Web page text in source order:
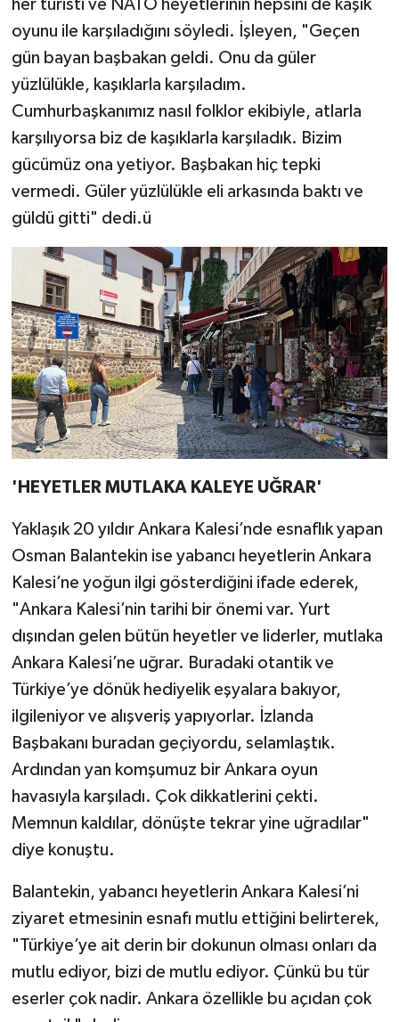
her turisti ve NATO heyetlerinin hepsini de kaşık
oyunu ile karşıladığını söyledi. İşleyen, "Geçen
gün bayan başbakan geldi. Onu da güler
yüzlülükle, kaşıklarla karşıladım.
Cumhurbaşkanımız nasıl folklor ekibiyle, atlarla
karşılıyorsa biz de kaşıklarla karşıladık. Bizim
gücümüz ona yetiyor. Başbakan hiç tepki
vermedi. Güler yüzlülükle eli arkasında baktı ve
güldü gitti" dedi.ü
'HEYETLER MUTLAKA KALEYE UĞRAR'
Yaklaşık 20 yıldır Ankara Kalesi’nde esnaflık yapan
Osman Balantekin ise yabancı heyetlerin Ankara
Kalesi’ne yoğun ilgi gösterdiğini ifade ederek,
"Ankara Kalesi’nin tarihi bir önemi var. Yurt
dışından gelen bütün heyetler ve liderler, mutlaka
Ankara Kalesi’ne uğrar. Buradaki otantik ve
Türkiye’ye dönük hediyelik eşyalara bakıyor,
ilgileniyor ve alışveriş yapıyorlar. İzlanda
Başbakanı buradan geçiyordu, selamlaştık.
Ardından yan komşumuz bir Ankara oyun
havasıyla karşıladı. Çok dikkatlerini çekti.
Memnun kaldılar, dönüşte tekrar yine uğradılar"
diye konuştu.
Balantekin, yabancı heyetlerin Ankara Kalesi’ni
ziyaret etmesinin esnafı mutlu ettiğini belirterek,
"Türkiye’ye ait derin bir dokunun olması onları da
mutlu ediyor, bizi de mutlu ediyor. Çünkü bu tür
eserler çok nadir. Ankara özellikle bu açıdan çok